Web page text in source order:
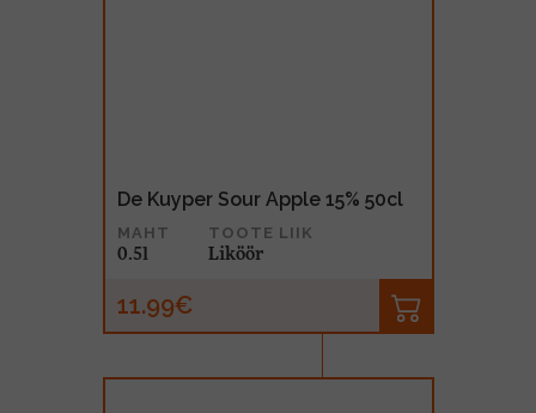
De Kuyper Sour Apple 15% 50cl
MAHT
0.5l
TOOTE LIIK
Liköör
11.99€